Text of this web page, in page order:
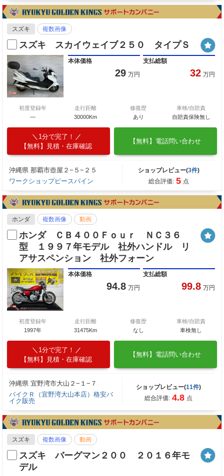
スズキ 複数画像
スズキ スカイウェイブ２５０ タイプＳ
本体価格
29 万円
支払総額
32 万円
初度登録年
—
走行距離
30000Km
修復歴
あり
車検/自賠責
自賠責保険無し
1分で完了！
【無料】見積・在庫確認
【無料】電話問い合わせ
沖縄県 那覇市壺屋２−５−２５
ワークショップピースパイン
ショップレビュー(3件)
総合評価: 5 点
ホンダ 複数画像 動画
ホンダ ＣＢ４００Ｆｏｕｒ ＮＣ３６
型 １９９７年モデル 社外ハンドル リ
アサスペンション 社外フォーン
本体価格
94.8 万円
支払総額
99.8 万円
初度登録年
1997年
走行距離
31475Km
修復歴
なし
車検/自賠責
車検無し
1分で完了！
【無料】見積・在庫確認
【無料】電話問い合わせ
沖縄県 宜野湾市大山２−１−７
バイクＲ（宜野湾大山本店）格安バ
イク販売
ショップレビュー(11件)
総合評価: 4.8 点
スズキ 複数画像 動画
スズキ バーグマン２００ ２０１６年モ
デル